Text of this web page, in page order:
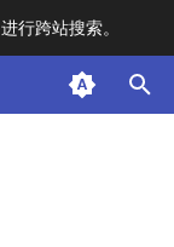
进行跨站搜索。